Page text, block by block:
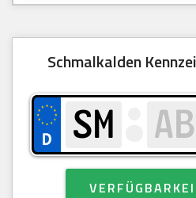
Schmalkalden